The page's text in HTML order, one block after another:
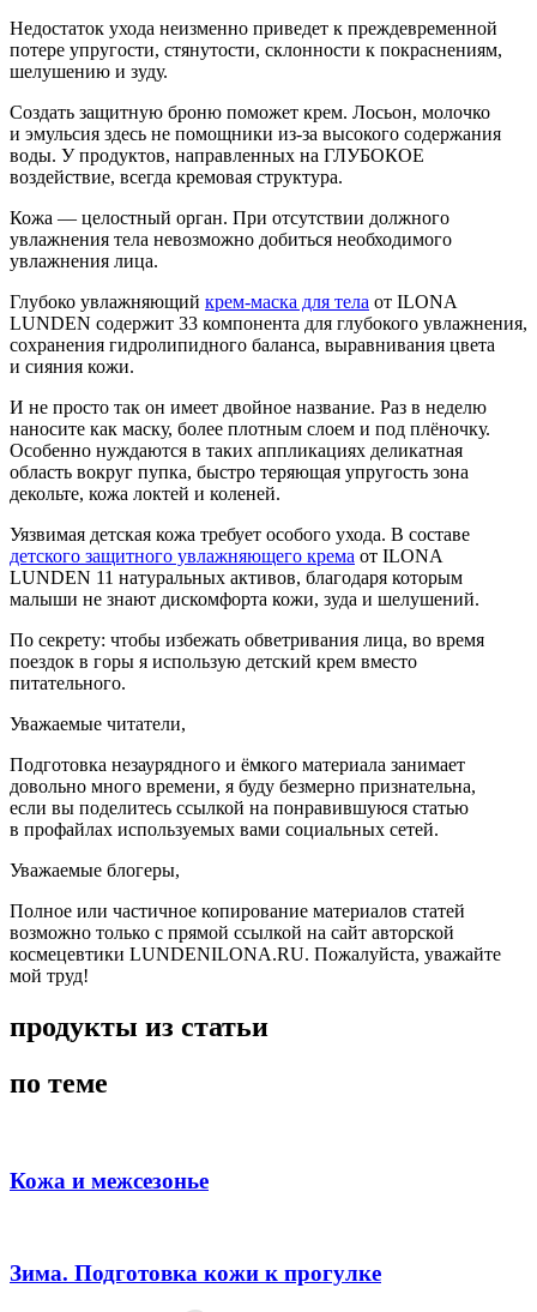
Недостаток ухода неизменно приведет к преждевременной
потере упругости, стянутости, склонности к покраснениям,
шелушению и зуду.
Создать защитную броню поможет крем. Лосьон, молочко
и эмульсия здесь не помощники из-за высокого содержания
воды. У продуктов, направленных на ГЛУБОКОЕ
воздействие, всегда кремовая структура.
Кожа — целостный орган. При отсутствии должного
увлажнения тела невозможно добиться необходимого
увлажнения лица.
Глубоко увлажняющий крем-маска для тела от ILONA
LUNDEN содержит 33 компонента для глубокого увлажнения,
сохранения гидролипидного баланса, выравнивания цвета
и сияния кожи.
И не просто так он имеет двойное название. Раз в неделю
наносите как маску, более плотным слоем и под плёночку.
Особенно нуждаются в таких аппликациях деликатная
область вокруг пупка, быстро теряющая упругость зона
декольте, кожа локтей и коленей.
Уязвимая детская кожа требует особого ухода. В составе
детского защитного увлажняющего крема от ILONA
LUNDEN 11 натуральных активов, благодаря которым
малыши не знают дискомфорта кожи, зуда и шелушений.
По секрету: чтобы избежать обветривания лица, во время
поездок в горы я использую детский крем вместо
питательного.
Уважаемые читатели,
Подготовка незаурядного и ёмкого материала занимает
довольно много времени, я буду безмерно признательна,
если вы поделитесь ссылкой на понравившуюся статью
в профайлах используемых вами социальных сетей.
Уважаемые блогеры,
Полное или частичное копирование материалов статей
возможно только с прямой ссылкой на сайт авторской
космецевтики LUNDENILONA.RU. Пожалуйста, уважайте
мой труд!
продукты из статьи
по теме
Кожа и межсезонье
Зима. Подготовка кожи к прогулке